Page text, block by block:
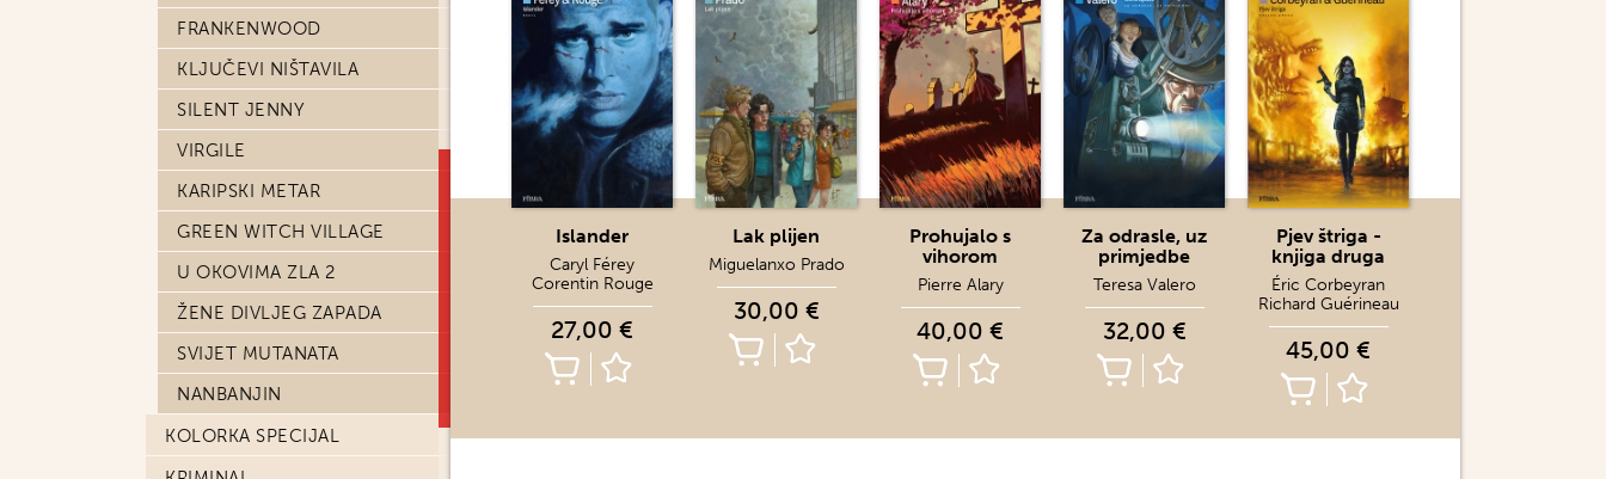
FRANKENWOOD
KLJUČEVI NIŠTAVILA
SILENT JENNY
VIRGILE
KARIPSKI METAR
GREEN WITCH VILLAGE
U OKOVIMA ZLA 2
ŽENE DIVLJEG ZAPADA
SVIJET MUTANATA
NANBANJIN
KOLORKA SPECIJAL
Islander
Caryl Férey
Corentin Rouge
27,00 €
Lak plijen
Miguelanxo Prado
30,00 €
Prohujalo s
vihorom
Pierre Alary
40,00 €
Za odrasle, uz
primjedbe
Teresa Valero
32,00 €
Pjev štriga -
knjiga druga
Éric Corbeyran
Richard Guérineau
45,00 €